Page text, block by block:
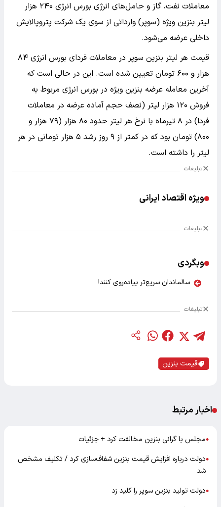
معاملات نفت، گاز و حامل‌های انرژی بورس انرژی ۲۴۰ هزار
لیتر بنزین ویژه (سوپر) وارداتی از سوی یک شرکت پتروپالایش
داخلی عرضه می‌شود.
قیمت هر لیتر بنزین سوپر در معاملات فردای بورس انرژی ۸۴
هزار و ۶۰۰ تومان تعیین شده است. این در حالی است که
آخرین معامله عرضه بنزین ویژه در بورس انرژی مربوط به
فروش ۱۲۰ هزار لیتر (نصف حجم آماده عرضه در معاملات
فردا) در ۸ تیرماه با نرخ هر لیتر حدود ۸۰ هزار (۷۹ هزار و
۸۰۰) تومان بود که در کمتر از ۹ روز رشد ۵ هزار تومانی در هر
لیتر را داشته است.
تبلیغات
ویژه اقتصاد ایرانی
تبلیغات
وبگردی
سالماندان سریع‌تر پیاده‌روی کنند!
تبلیغات
قیمت بنزین
اخبار مرتبط
●مجلس با گرانی بنزین مخالفت کرد + جزئیات
●دولت درباره افزایش قیمت بنزین شفاف‌سازی کرد / تکلیف مشخص
شد
●دولت تولید بنزین سوپر را کلید زد